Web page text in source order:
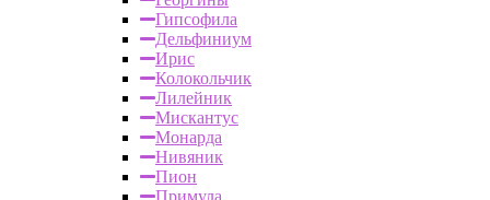
Гипсофила
Дельфиниум
Ирис
Колокольчик
Лилейник
Мискантус
Монарда
Нивяник
Пион
Примула